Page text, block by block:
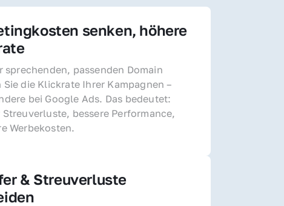
senken, höhere
sprechenden, passenden Domain
Sie die Klickrate Ihrer Kampagnen –
bei Google Ads. Das bedeutet:
Streuverluste, bessere Performance,
Werbekosten.
& Streuverluste